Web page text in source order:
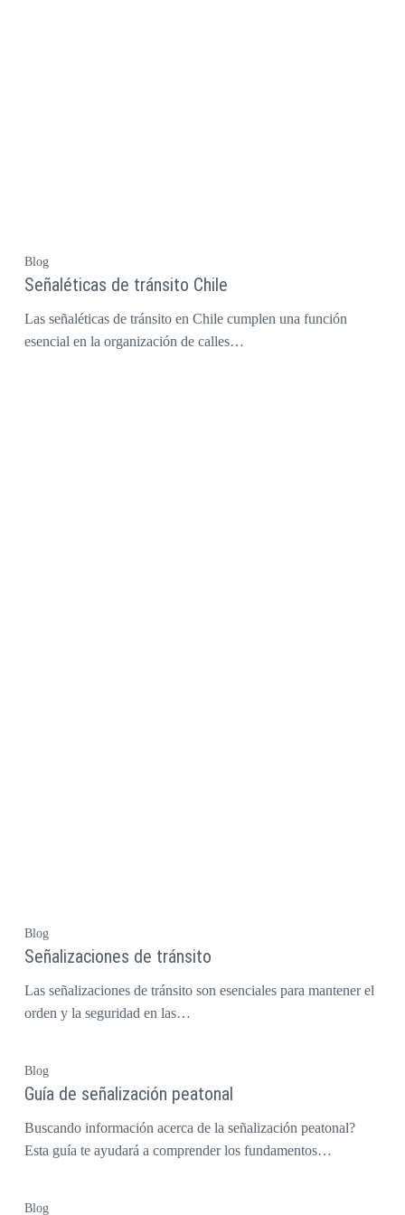
Blog
Señaléticas de tránsito Chile
Las señaléticas de tránsito en Chile cumplen una función
esencial en la organización de calles…
Blog
Señalizaciones de tránsito
Las señalizaciones de tránsito son esenciales para mantener el
orden y la seguridad en las…
Blog
Guía de señalización peatonal
Buscando información acerca de la señalización peatonal?
Esta guía te ayudará a comprender los fundamentos…
Blog